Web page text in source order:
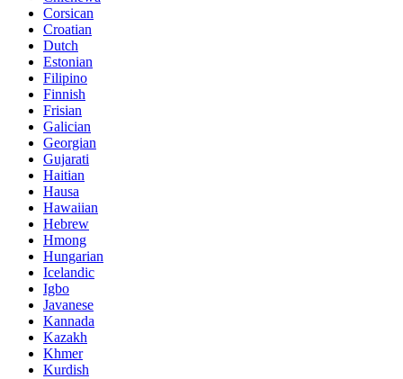
Corsican
Croatian
Dutch
Estonian
Filipino
Finnish
Frisian
Galician
Georgian
Gujarati
Haitian
Hausa
Hawaiian
Hebrew
Hmong
Hungarian
Icelandic
Igbo
Javanese
Kannada
Kazakh
Khmer
Kurdish